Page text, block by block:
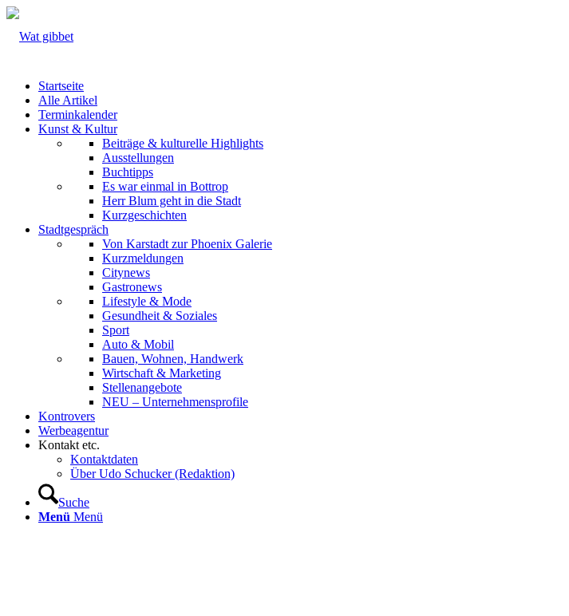
Startseite
Alle Artikel
Terminkalender
Kunst & Kultur
Beiträge & kulturelle Highlights
Ausstellungen
Buchtipps
Es war einmal in Bottrop
Herr Blum geht in die Stadt
Kurzgeschichten
Stadtgespräch
Von Karstadt zur Phoenix Galerie
Kurzmeldungen
Citynews
Gastronews
Lifestyle & Mode
Gesundheit & Soziales
Sport
Auto & Mobil
Bauen, Wohnen, Handwerk
Wirtschaft & Marketing
Stellenangebote
NEU – Unternehmens­profile
Kontrovers
Werbeagentur
Kontakt etc.
Kontaktdaten
Über Udo Schucker (Redaktion)
Suche
Menü Menü